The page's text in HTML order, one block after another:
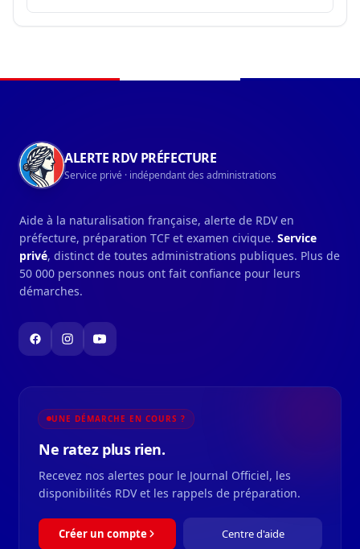
auquel vous aurez consenti. 💡Les horaires
ALERTE RDV PRÉFECTURE
Service privé · indépendant des administrations
Aide à la naturalisation française, alerte de RDV en
préfecture, préparation TCF et examen civique. Service
privé, distinct de toutes administrations publiques. Plus de
50 000 personnes nous ont fait confiance pour leurs
démarches.
UNE DÉMARCHE EN COURS ?
Ne ratez plus rien.
Recevez nos alertes pour le Journal Officiel, les
disponibilités RDV et les rappels de préparation.
Créer un compte Centre d'aide